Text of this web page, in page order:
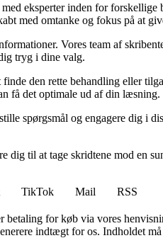
eksperter inden for
med omtanke og fokus på at
Vores team af
tryg i dine valg.
den rette behandling eller
få det optimale ud af din læsning.
spørgsmål og engagere dig i
til at tage skridtene mod en
TikTok Mail
RSS
for køb via vores
indtægt for os. Indholdet